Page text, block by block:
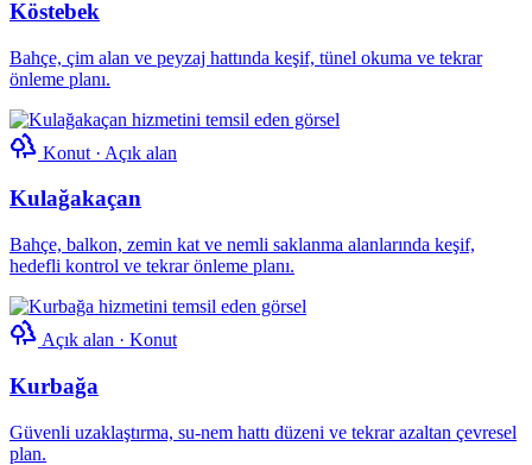
Köstebek
Bahçe, çim alan ve peyzaj hattında keşif, tünel okuma ve tekrar
önleme planı.
Konut · Açık alan
Kulağakaçan
Bahçe, balkon, zemin kat ve nemli saklanma alanlarında keşif,
hedefli kontrol ve tekrar önleme planı.
Açık alan · Konut
Kurbağa
Güvenli uzaklaştırma, su-nem hattı düzeni ve tekrar azaltan çevresel
plan.